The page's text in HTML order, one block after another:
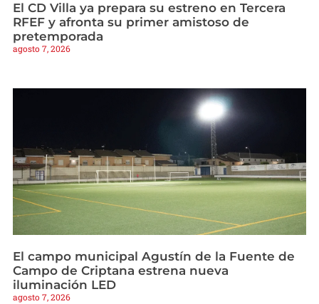
El CD Villa ya prepara su estreno en Tercera
RFEF y afronta su primer amistoso de
pretemporada
agosto 7, 2026
El campo municipal Agustín de la Fuente de
Campo de Criptana estrena nueva
iluminación LED
agosto 7, 2026